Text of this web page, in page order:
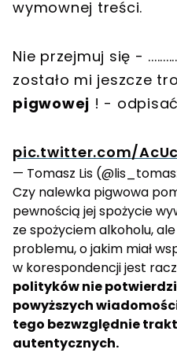
wymownej treści.
Nie przejmuj się -
zostało mi jeszcze
pigwowej ! -
pic.twitter.com/
— Tomasz Lis
Czy nalewka pigwowa
pewnością jej spożycie
ze spożyciem alkoholu,
problemu, o jakim miał
w korespondencji jest
polityków nie
powyższych
tego bezwzględnie
autentycznych.